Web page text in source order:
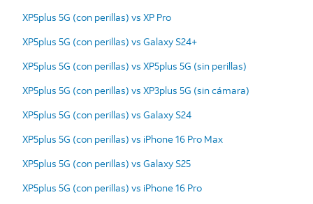
XP5plus 5G (con perillas) vs XP Pro
XP5plus 5G (con perillas) vs Galaxy S24+
XP5plus 5G (con perillas) vs XP5plus 5G (sin perillas)
XP5plus 5G (con perillas) vs XP3plus 5G (sin cámara)
XP5plus 5G (con perillas) vs Galaxy S24
XP5plus 5G (con perillas) vs iPhone 16 Pro Max
XP5plus 5G (con perillas) vs Galaxy S25
XP5plus 5G (con perillas) vs iPhone 16 Pro